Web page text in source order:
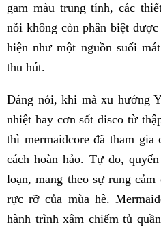
gam màu trung tính, các
nỗi không còn phân biệt
hiện như một nguồn suối
thu hút.
Đáng nói, khi mà xu hướng
nhiệt hay cơn sốt disco từ
thì mermaidcore đã tham
cách hoàn hảo. Tự do,
loạn, mang theo sự rung
rực rỡ của mùa hè.
hành trình xâm chiếm tủ